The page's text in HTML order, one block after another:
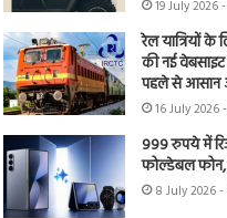
19 July 2026
रेल यात्रियों
की नई
पहले से आसान
16 July 2026
999 रुपये में
फोल्डेबल
8 July 2026 -